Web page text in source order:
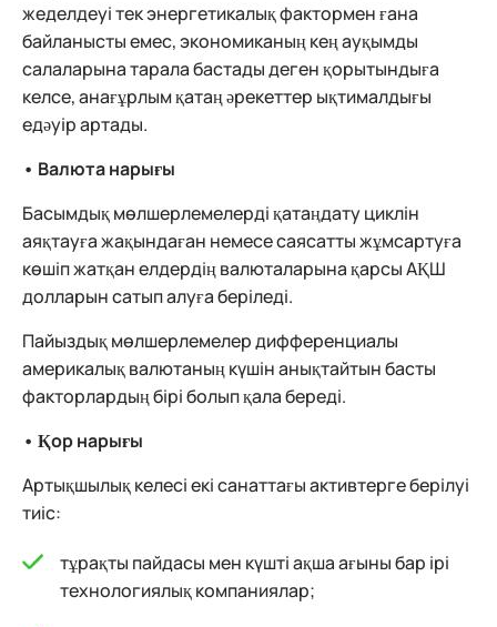
жеделдеуі тек энергетикалық фактормен ғана
байланысты емес, экономиканың кең ауқымды
салаларына тарала бастады деген қорытындыға
келсе, анағұрлым қатаң әрекеттер ықтималдығы
едәуір артады.
• Валюта нарығы
Басымдық мөлшерлемелерді қатаңдату циклін
аяқтауға жақындаған немесе саясатты жұмсартуға
көшіп жатқан елдердің валюталарына қарсы АҚШ
долларын сатып алуға беріледі.
Пайыздық мөлшерлемелер дифференциалы
америкалық валютаның күшін анықтайтын басты
факторлардың бірі болып қала береді.
• Қор нарығы
Артықшылық келесі екі санаттағы активтерге берілуі
тиіс:
тұрақты пайдасы мен күшті ақша ағыны бар ірі
технологиялық компаниялар;